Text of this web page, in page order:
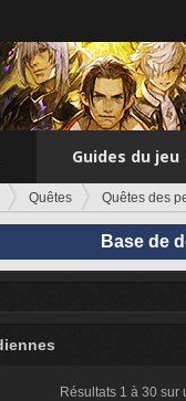
Guides du jeu
Quêtes Quêtes des
Base de
Résultats 1 à 30 sur